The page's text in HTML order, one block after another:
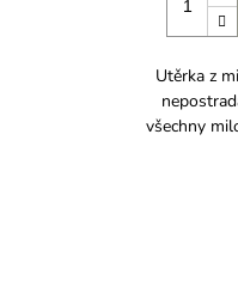
Utěrka z
všechny